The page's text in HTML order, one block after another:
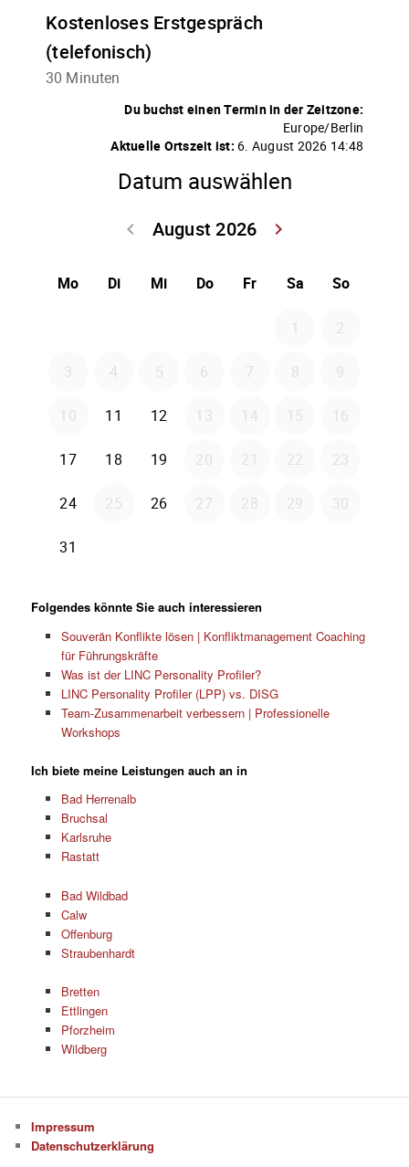
Folgendes könnte Sie auch interessieren
Souverän Konflikte lösen | Konfliktmanagement Coaching
für Führungskräfte
Was ist der LINC Personality Profiler?
LINC Personality Profiler (LPP) vs. DISG
Team-Zusammenarbeit verbessern | Professionelle
Workshops
Ich biete meine Leistungen auch an in
Bad Herrenalb
Bruchsal
Karlsruhe
Rastatt
Bad Wildbad
Calw
Offenburg
Straubenhardt
Bretten
Ettlingen
Pforzheim
Wildberg
Impressum
Datenschutzerklärung